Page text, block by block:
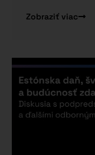
Zobraziť viac